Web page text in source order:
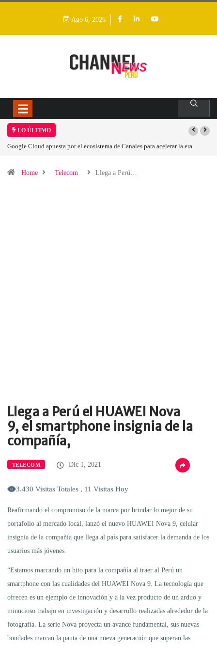
Ago 6, 2026
LO ÚLTIMO
la era Las causas del impulso al alza en el precio de las placas base
Home Telecom Llega a Perú…
Llega a Perú el HUAWEI Nova
9, el smartphone insignia de la
compañía,
TELECOM Dic 1, 2021
3.430 Visitas Totales , 11 Visitas Hoy
Reafirmando el compromiso de la marca por brindar lo mejor de su
portafolio al mercado local, lanzó el nuevo HUAWEI Nova 9, celular
insignia de la compañía que llega al país para satisfacer la demanda de los
usuarios más jóvenes.
“Estamos marcando un hito para la compañía al traer al Perú un
smartphone con las cualidades del HUAWEI Nova 9. La tecnología que
ofrecen es un ejemplo de innovación y a la vez producto de un arduo y
minucioso trabajo en investigación y desarrollo realizadas alrededor de la
fotografía. La serie Nova proyecta un avance fundamental, sus nuevas
bondades marcan la pauta de una nueva generación que superan las